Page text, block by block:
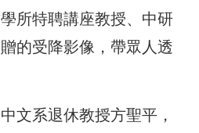
所特聘講座教授、中研
的受降影像，帶眾人透
文系退休教授方聖平，